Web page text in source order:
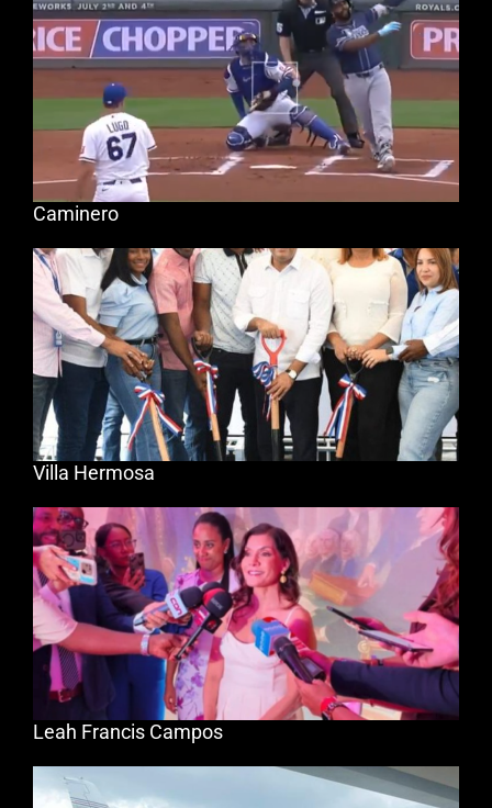
Caminero
Villa Hermosa
Leah Francis Campos